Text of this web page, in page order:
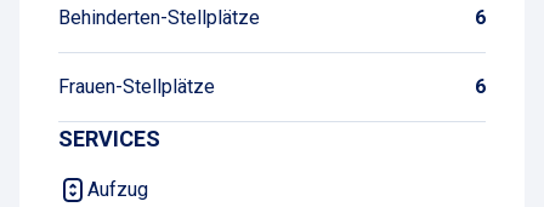
Behinderten-Stellplätze 6
Frauen-Stellplätze 6
SERVICES
Aufzug